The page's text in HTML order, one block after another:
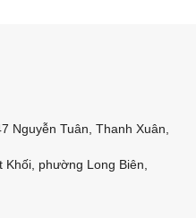
Nguyễn Tuân, Thanh Xuân,
phường Long Biên,